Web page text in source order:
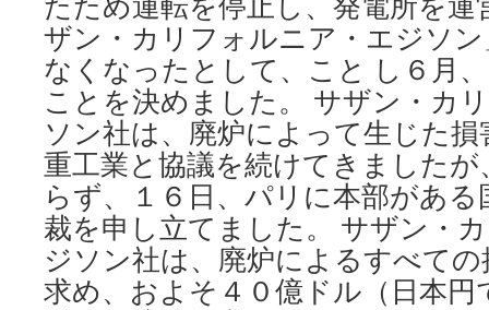
ッ
ト
コ
ム
ザン・カリフォルニア・エジソ
なくなったとして、こと し６月
ことを決めました。 サザン・カ
ソン社は、廃炉によって生じた
重工業と協議を続けてきました
らず、１６日、パリに本部があ
裁を申し立てました。 サザン・
ジソン社は、廃炉によるすべて
求め、およそ４０億ドル（日本円